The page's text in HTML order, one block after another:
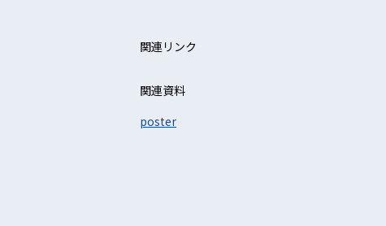
関連リンク
関連資料
poster